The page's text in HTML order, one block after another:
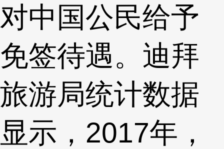
对中国公民给予
免签待遇。迪拜
旅游局统计数据
显示，2017年，